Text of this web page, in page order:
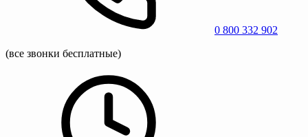
0 800 332 902
(все звонки бесплатные)